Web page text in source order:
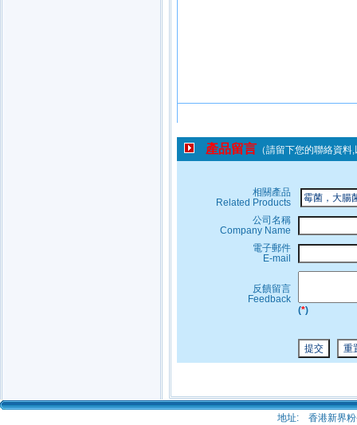
產品留言 （請留下您的聯絡資
相關產品
Related Products
公司名稱
Company Name
電子郵件
E-mail
反饋留言
Feedback
(*)
地址: 香港新界